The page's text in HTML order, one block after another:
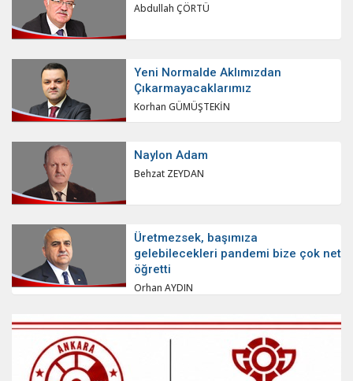
Abdullah ÇÖRTÜ
Yeni Normalde Aklımızdan
Çıkarmayacaklarımız
Korhan GÜMÜŞTEKİN
Naylon Adam
Behzat ZEYDAN
Üretmezsek, başımıza
gelebilecekleri pandemi bize çok net
öğretti
Orhan AYDIN